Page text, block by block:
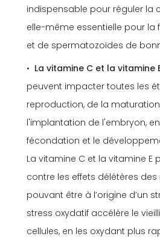
indispensable pour réguler la
elle-même essentielle pour la
et de spermatozoïdes de
La vitamine C et la vitamine
peuvent impacter toutes les
reproduction, de la
l'implantation de l'embryon,
fécondation et le
La vitamine C et la vitamine E
contre les effets délétères des
pouvant être à l’origine d’un
stress oxydatif accélère le
cellules, en les oxydant plus